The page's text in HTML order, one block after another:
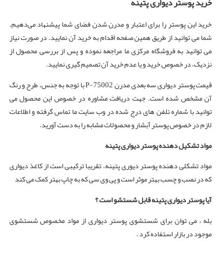
خرید این پوستر را برای اعتبار و مدرن شدن فضای شما پیشنهاد می‌دهیم.
شما می توانید از طریق همین صفحه اقدام به خرید آن نمایید. در صورت نیاز
می توانید به فروشگاه مرکزی ما مراجعه نموده و پس از بررسی محصول از
نزدیک، در خصوص خرید و یا عدم خرید آن تصمیم گیری نمایید.
قیمت پوستر دیواری سه بعدی مدرن P-75002 با توجه به جنس، طرح و رنگ
آن مشخص شده است. جهت دریافت مشاوره در خصوص این محصول می
توانید با شماره تلفن های درج شده در وب سایت ما تماس گرفته و اطلاعات
لازم در خصوص پوستر آبشار و محصولات مشابه را به دست آورید.
مواد تشکیل دهنده پوستر دیواری پتینه
مواد تشکلی دهنده پوستر دیوری پتینه، تقریبا ترکیبی است از کاغذ دیواری
که در نصب و چسب بهتر موثر است و پی وی سی که به چاپ بهتر کمک می کند
آیا پوستر دیواری پتینه قابل شستشو است ؟
بله ، می توان برای شستشوی پوستر دیواری از مواد مخصوص شستشوی
موجود در بازار استفاده کرد .